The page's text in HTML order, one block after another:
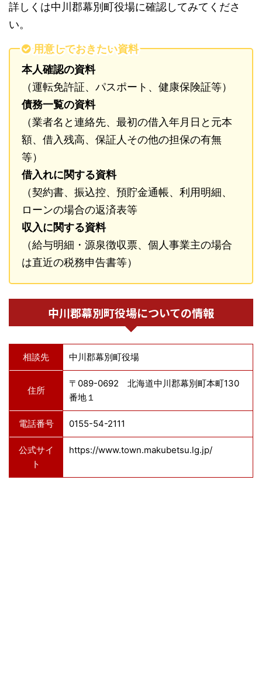
詳しくは中川郡幕別町役場に確認してみてくださ
い。
用意しておきたい資料
本人確認の資料
（運転免許証、パスポート、健康保険証等）
債務一覧の資料
（業者名と連絡先、最初の借入年月日と元本
額、借入残高、保証人その他の担保の有無
等）
借入れに関する資料
（契約書、振込控、預貯金通帳、利用明細、
ローンの場合の返済表等
収入に関する資料
（給与明細・源泉徴収票、個人事業主の場合
は直近の税務申告書等）
中川郡幕別町役場についての情報
相談先 中川郡幕別町役場
住所
〒089-0692 北海道中川郡幕別町本町130
番地１
電話番号 0155-54-2111
公式サイ
ト
https://www.town.makubetsu.lg.jp/